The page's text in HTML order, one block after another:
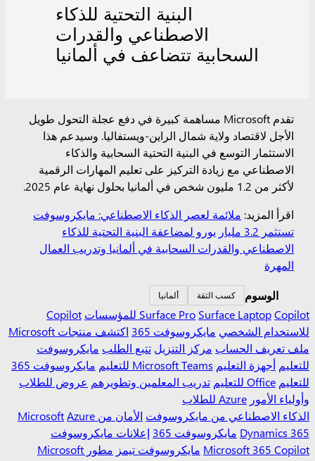
البنية التحتية للذكاء
الاصطناعي والقدرات
السحابية تتضاعف في ألمانيا
تقدم Microsoft مساهمة كبيرة في دفع عجلة التحول طويل
الأجل لاقتصاد ولاية شمال الراين-ويستفاليا. وسيدعم هذا
الاستثمار التوسع في البنية التحتية السحابية والذكاء
الاصطناعي مع زيادة التركيز على تعليم المهارات الرقمية
لأكثر من 1.2 مليون شخص في ألمانيا بحلول نهاية عام 2025.
اقرأ المزيد: ملائمة لعصر الذكاء الاصطناعي: مايكروسوفت
تستثمر 3.2 مليار يورو لمضاعفة البنية التحتية للذكاء
الاصطناعي والقدرات السحابية في ألمانيا وتدريب العمال
المهرة
الوسوم
كسب الثقة ألمانيا
Surface Pro Surface LaptopCopilot للمؤسسات
Copilot
للاستخدام الشخصي مايكروسوفت 365
اكتشف منتجات Microsoft
ملف تعريف الحساب مركز التنزيل تتبع الطلب مايكروسوفت
للتعليم أجهزة التعليم Microsoft Teams للتعليم
مايكروسوفت 365
للتعليم Office للتعليم تدريب المعلمين وتطويرهم عروض للطلاب
وأولياء الأمور Azure للطلاب
الذكاء الاصطناعي من مايكروسوفت الأمان من Microsoft Azure
Dynamics 365 مايكروسوفت 365
إعلانات مايكروسوفت
Microsoft 365 Copilot مايكروسوفت تيمز مطور Microsoft